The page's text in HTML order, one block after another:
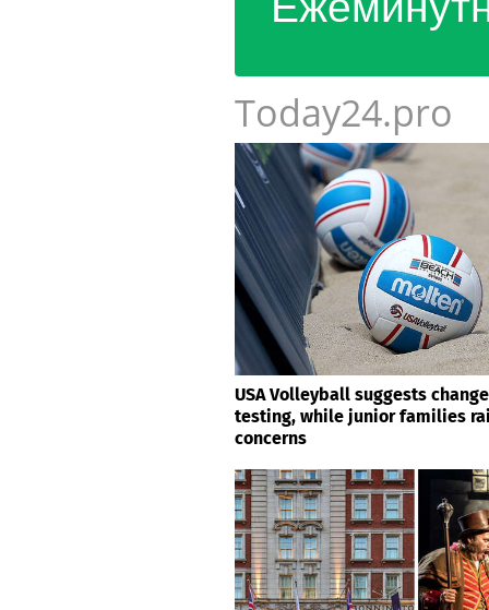
Today24.pro
USA Volleyball suggests
testing, while junior families
concerns